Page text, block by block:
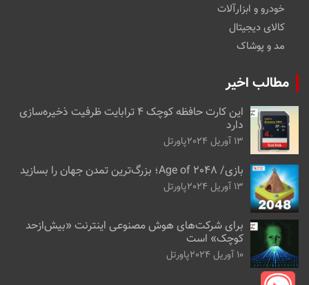
خودرو و ابزارآلات
کالای دیجیتال
مد و پوشاک
مطالب اخیر
این کارت حافظه کوچک ۴ ترابایت ظرفیت ذخیره‌سازی
دارد
13 آوریل 2024 پاورتل
بازی/ Age of 2048؛ بزرگ‌ترین تمدن جهان را بسازید
13 آوریل 2024 پاورتل
برای شرکت‌های هوش مصنوعی اینترنت «بیش‌از‌حد
کوچک» است
10 آوریل 2024 پاورتل